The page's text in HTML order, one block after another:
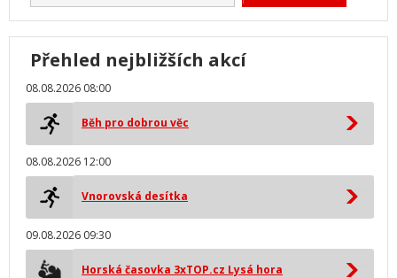
Přehled nejbližších akcí
08.08.2026 08:00
Běh pro dobrou věc
08.08.2026 12:00
Vnorovská desítka
09.08.2026 09:30
Horská časovka 3xTOP.cz Lysá hora